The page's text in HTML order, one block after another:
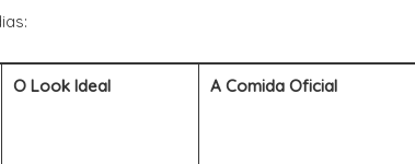
O Look Ideal A Comida Oficial